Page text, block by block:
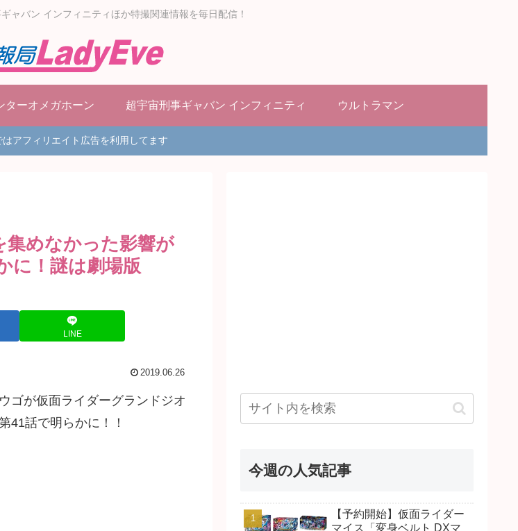
ャバン インフィニティほか特撮関連情報を毎日配信！
ターオメガホーン 超宇宙刑事ギャバン インフィニティ ウルトラマン
アフィリエイト広告を利用してます
集めなかった影響が
に！謎は劇場版
LINE
2019.06.26
ゴが仮面ライダーグランドジオ
41話で明らかに！！
今週の人気記事
【予約開始】仮面ライダー
マイス「変身ベルト DXマ